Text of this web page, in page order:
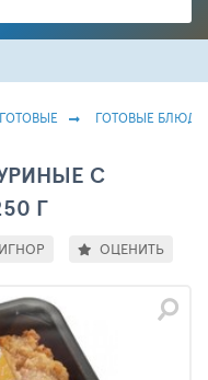
ГОТОВЫЕ БЛЮДА
С
Г
ОЦЕНИТЬ